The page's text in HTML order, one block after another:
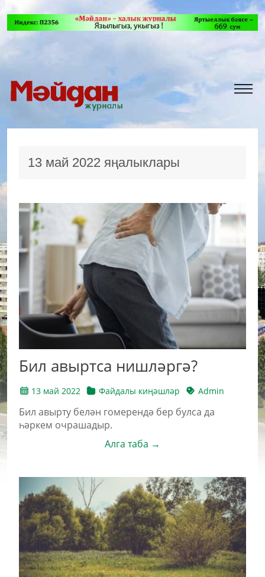
13 май 2022 яңалыклары
Бил авыртса нишләргә?
13 май 2022 Файдалы киңәшләр Admin
Бил авырту белән гомерендә бер булса да
һәркем очрашадыр.
Алга таба →